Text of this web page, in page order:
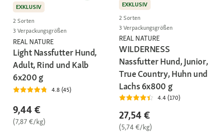
EXKLUSIV
2 Sorten
3 Verpackungsgrößen
REAL NATURE
Light Nassfutter Hund,
Adult, Rind und Kalb
6x200 g
4.8 (45)
9,44 €
(7,87 €/kg)
EXKLUSIV
2 Sorten
3 Verpackungsgrößen
REAL NATURE
WILDERNESS
Nassfutter Hund, Junior,
True Country, Huhn und
Lachs 6x800 g
4.4 (170)
27,54 €
(5,74 €/kg)